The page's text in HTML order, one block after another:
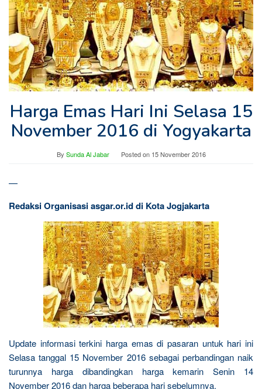
Harga Emas Hari Ini Selasa 15
November 2016 di Yogyakarta
By Sunda Al Jabar Posted on 15 November 2016
—
Redaksi Organisasi asgar.or.id di Kota Jogjakarta
Update informasi terkini harga emas di pasaran untuk hari ini
Selasa tanggal 15 November 2016 sebagai perbandingan naik
turunnya harga dibandingkan harga kemarin Senin 14
November 2016 dan harga beberapa hari sebelumnya.